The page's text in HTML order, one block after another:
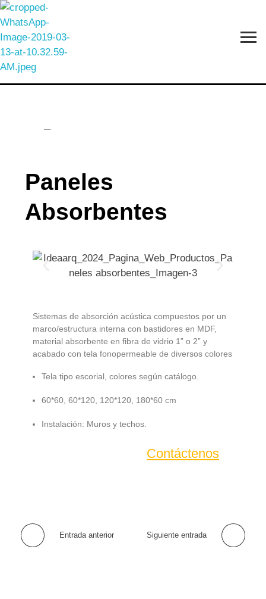
IDEAARQ
Paneles
Absorbentes
Paneles
Absorbentes
Sistemas de absorción acústica compuestos por un
marco/estructura interna con bastidores en MDF,
material absorbente en fibra de vidrio 1” o 2” y
acabado con tela fonopermeable de diversos colores
Tela tipo escorial, colores según catálogo.
60*60, 60*120, 120*120, 180*60 cm
Instalación: Muros y techos.
Contáctenos
Entrada anterior Siguiente entrada